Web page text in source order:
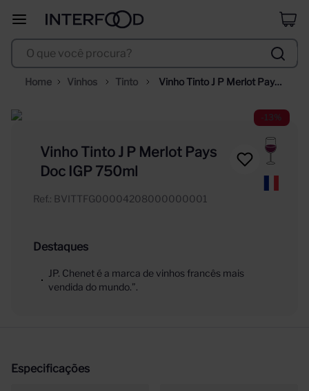
O que você procura?
Vinhos Tinto
Vinho Tinto J P Merlot Pays
-13%
Vinho Tinto J P Merlot Pays
Doc IGP 750ml
Ref. : BVITTFG00004208000000001
Destaques
JP. Chenet é a marca de vinhos francês mais
vendida do mundo.”.
Especificações
º duff
corpus astral
10ºsanta helena